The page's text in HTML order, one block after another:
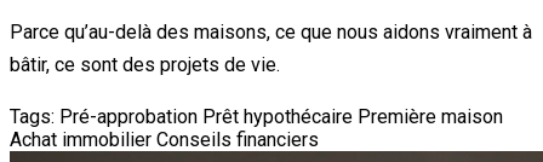
Parce qu’au-delà des maisons, ce que nous aidons vraiment à
bâtir, ce sont des projets de vie.
Tags: Pré-approbation Prêt hypothécaire Première maison
Achat immobilier Conseils financiers